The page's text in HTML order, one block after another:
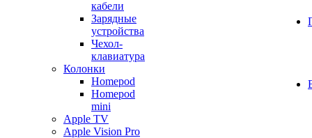
кабели
Зарядные
устройства
Чехол-
клавиатура
Колонки
Homepod
Homepod
mini
Apple TV
Apple Vision Pro